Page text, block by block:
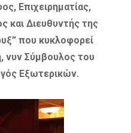
Επιχειρηματίας,
και Διευθυντήςτης
που κυκλοφορεί
νυν Σύμβουλος του
Εξωτερικών.